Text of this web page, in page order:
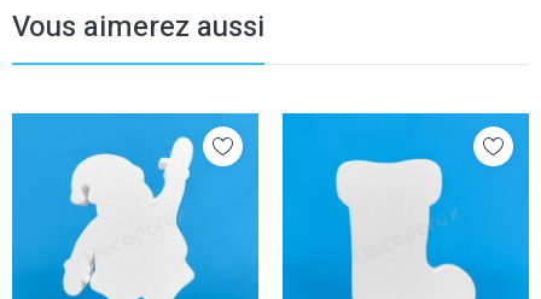
Vous aimerez aussi